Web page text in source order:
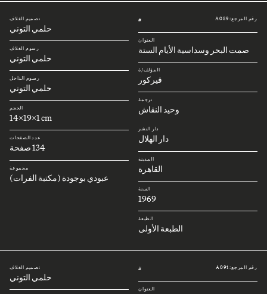
رقم المرجع: A089 #
العنوان
صمت البحر وسداسية الأيام الستة
المؤلف/ة
فيركور
ترجمة
وحيد النقاش
دار النشر
دار الهلال
المدينة
القاهرة
السنة
1969
الطبعة
الطبعة الأولى
تصميم الغلاف
حلمي التوني
رسوم الغلاف
حلمي التوني
رسوم الداخل
حلمي التوني
الحجم
14x19x1 cm
عدد الصفحات
134 صفحة
مجموعة
عبودي بوجودة (مكتبة الفرات)
رقم المرجع: A091 #
العنوان
تصميم الغلاف
حلمي التوني